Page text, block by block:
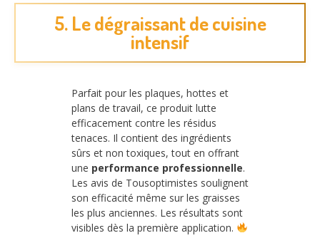
5. Le dégraissant de cuisine
intensif
Parfait pour les plaques, hottes et
plans de travail, ce produit lutte
efficacement contre les résidus
tenaces. Il contient des ingrédients
sûrs et non toxiques, tout en offrant
une performance professionnelle.
Les avis de Tousoptimistes soulignent
son efficacité même sur les graisses
les plus anciennes. Les résultats sont
visibles dès la première application.